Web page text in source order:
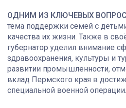
ОДНИМ ИЗ КЛЮЧЕВЫХ
тема поддержки семей с
качества их жизни. Также в
губернатор уделил внимание
здравоохранения, культуры и
развитии промышленности,
вклад Пермского края в
специальной военной операции.